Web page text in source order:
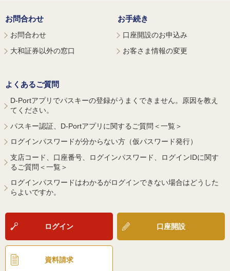
お問合わせ
お問合わせ
大和証券以外の窓口
お手続き
口座開設のお申込み
お客さま情報の変更
よくあるご質問
D-Portアプリでパスキーの登録がうまくできません。原因を教え
てください。
パスキー認証、D-Portアプリに関するご質問＜一覧＞
ログインパスワードが分からない方（仮パスワード発行）
支店コード、口座番号、ログインパスワード、ログインIDに関す
るご質問＜一覧＞
ログインパスワードはわかるがログインできない場合はどうした
らよいですか。
ログイン 口座開設
資料請求